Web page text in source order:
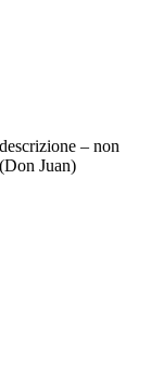
– non
Juan)